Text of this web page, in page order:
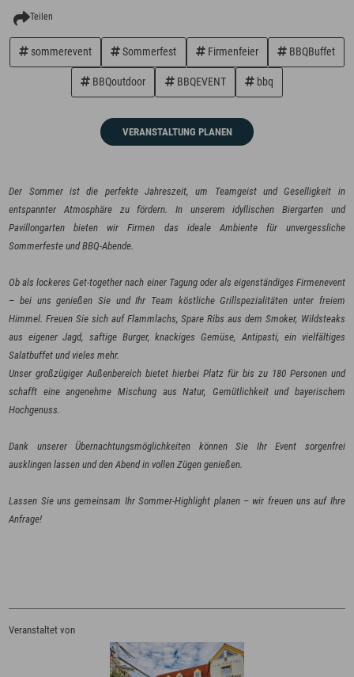
Teilen
sommerevent Sommerfest Firmenfeier BBQBuffet
BBQoutdoor BBQEVENT bbq
VERANSTALTUNG PLANEN
Der Sommer ist die perfekte Jahreszeit, um Teamgeist und Geselligkeit in
entspannter Atmosphäre zu fördern. In unserem idyllischen Biergarten und
Pavillongarten bieten wir Firmen das ideale Ambiente für unvergessliche
Sommerfeste und BBQ-Abende.
Ob als lockeres Get-together nach einer Tagung oder als eigenständiges Firmenevent
– bei uns genießen Sie und Ihr Team köstliche Grillspezialitäten unter freiem
Himmel. Freuen Sie sich auf Flammlachs, Spare Ribs aus dem Smoker, Wildsteaks
aus eigener Jagd, saftige Burger, knackiges Gemüse, Antipasti, ein vielfältiges
Salatbuffet und vieles mehr.
Unser großzügiger Außenbereich bietet hierbei Platz für bis zu 180 Personen und
schafft eine angenehme Mischung aus Natur, Gemütlichkeit und bayerischem
Hochgenuss.
Dank unserer Übernachtungsmöglichkeiten können Sie Ihr Event sorgenfrei
ausklingen lassen und den Abend in vollen Zügen genießen.
Lassen Sie uns gemeinsam Ihr Sommer-Highlight planen – wir freuen uns auf Ihre
Veranstaltet von